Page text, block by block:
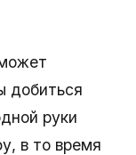
добиться
руки
в то время